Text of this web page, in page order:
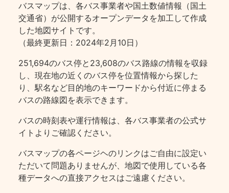
バスマップは、各バス事業者や国土数値情報（国土
交通省）が公開するオープンデータを加工して作成
した地図サイトです。
（最終更新日：2024年2月10日）
251,694のバス停と23,608のバス路線の情報を収録
し、現在地の近くのバス停を位置情報から探した
り、駅名など目的地のキーワードから付近に停まる
バスの路線図を表示できます。
バスの時刻表や運行情報は、各バス事業者の公式サ
イトよりご確認ください。
バスマップの各ページヘのリンクはご自由に設定い
ただいて問題ありませんが、地図で使用している各
種データへの直接アクセスはご遠慮ください。